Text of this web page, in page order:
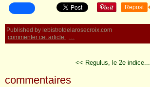
Repost
Published by lebistrotdelarosecroix.com
commenter cet article
…
<< Regulus, le 2e indice...
commentaires